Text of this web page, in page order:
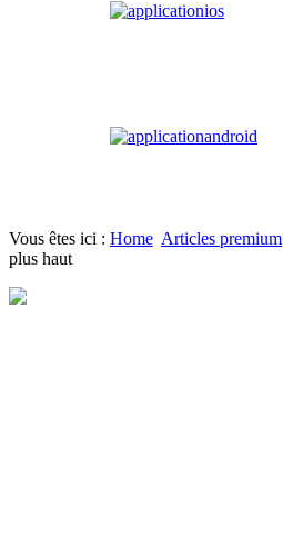
Vous êtes ici : Home Articles premium
plus haut